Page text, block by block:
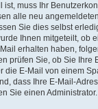
ist, muss Ihr
alle neu
Sie dies selbst
Ihnen mitgeteilt, ob
erhalten haben,
prüfen Sie, ob Sie Ihre
die E-Mail von einem
dass Ihre E-Mail-
Sie einen Administrator.